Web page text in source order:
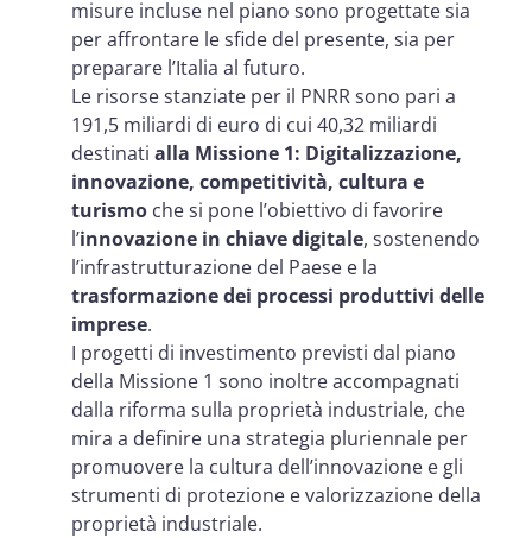
misure incluse nel piano sono progettate sia
per affrontare le sfide del presente, sia per
preparare l’Italia al futuro.
Le risorse stanziate per il PNRR sono pari a
191,5 miliardi di euro di cui 40,32 miliardi
destinati alla Missione 1: Digitalizzazione,
innovazione, competitività, cultura e
turismo che si pone l’obiettivo di favorire
l’innovazione in chiave digitale, sostenendo
l’infrastrutturazione del Paese e la
trasformazione dei processi produttivi delle
imprese.
I progetti di investimento previsti dal piano
della Missione 1 sono inoltre accompagnati
dalla riforma sulla proprietà industriale, che
mira a definire una strategia pluriennale per
promuovere la cultura dell’innovazione e gli
strumenti di protezione e valorizzazione della
proprietà industriale.